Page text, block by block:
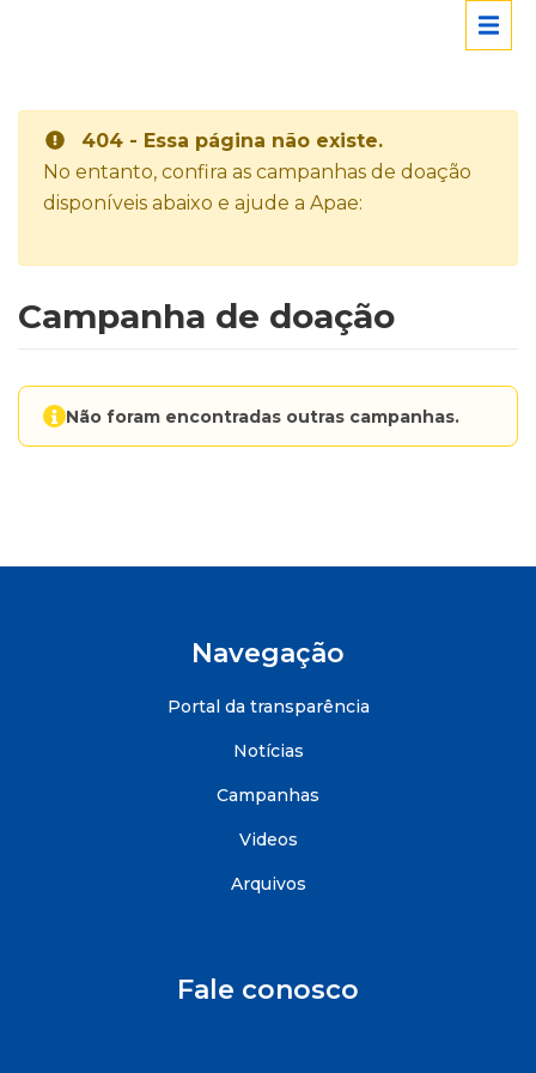
404 - Essa página não existe.
No entanto, confira as campanhas de doação
disponíveis abaixo e ajude a Apae:
Campanha de doação
Não foram encontradas outras campanhas.
Navegação
Portal da transparência
Notícias
Campanhas
Videos
Arquivos
Fale conosco